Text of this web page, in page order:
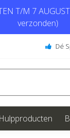
T/M 7
verzonden)
Dé
Hulpproducten